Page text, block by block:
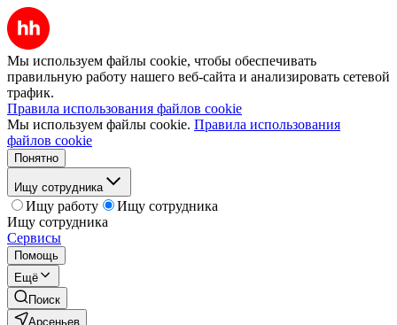
Мы используем файлы cookie, чтобы обеспечивать
правильную работу нашего веб-сайта и анализировать сетевой
трафик.
Правила использования файлов cookie
Мы используем файлы cookie. Правила использования
файлов cookie
Понятно
Ищу сотрудника
Ищу работу
Ищу сотрудника
Ищу сотрудника
Сервисы
Помощь
Ещё
Поиск
Арсеньев